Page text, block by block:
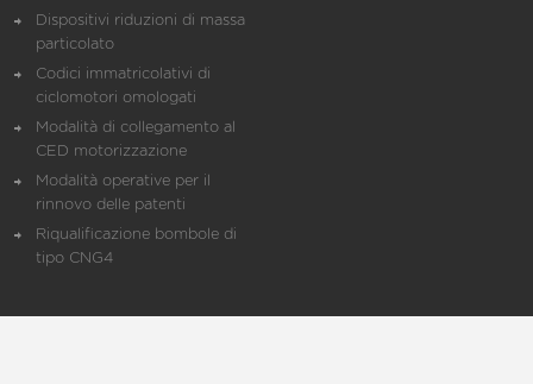
Dispositivi riduzioni di massa
particolato
Codici immatricolativi di
ciclomotori omologati
Modalità di collegamento al
CED motorizzazione
Modalità operative per il
rinnovo delle patenti
Riqualificazione bombole di
tipo CNG4